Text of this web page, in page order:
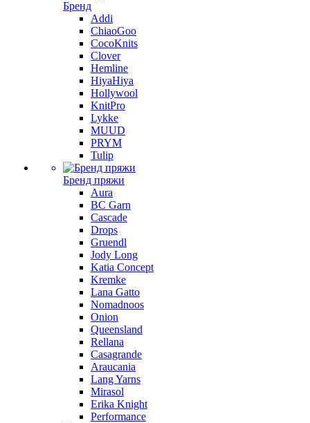
Бренд
Addi
ChiaoGoo
CocoKnits
Clover
Hemline
HiyaHiya
Hollywool
KnitPro
Lykke
MUUD
PRYM
Tulip
Бренд пряжи
Aura
BC Garn
Cascade
Drops
Gruendl
Jody Long
Katia Concept
Kremke
Lana Gatto
Nomadnoos
Onion
Queensland
Rellana
Casagrande
Araucania
Lang Yarns
Mirasol
Erika Knight
Performance